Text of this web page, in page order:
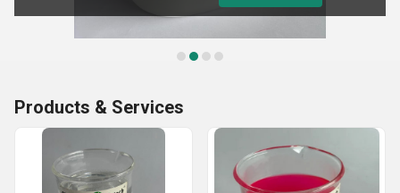
Products & Services